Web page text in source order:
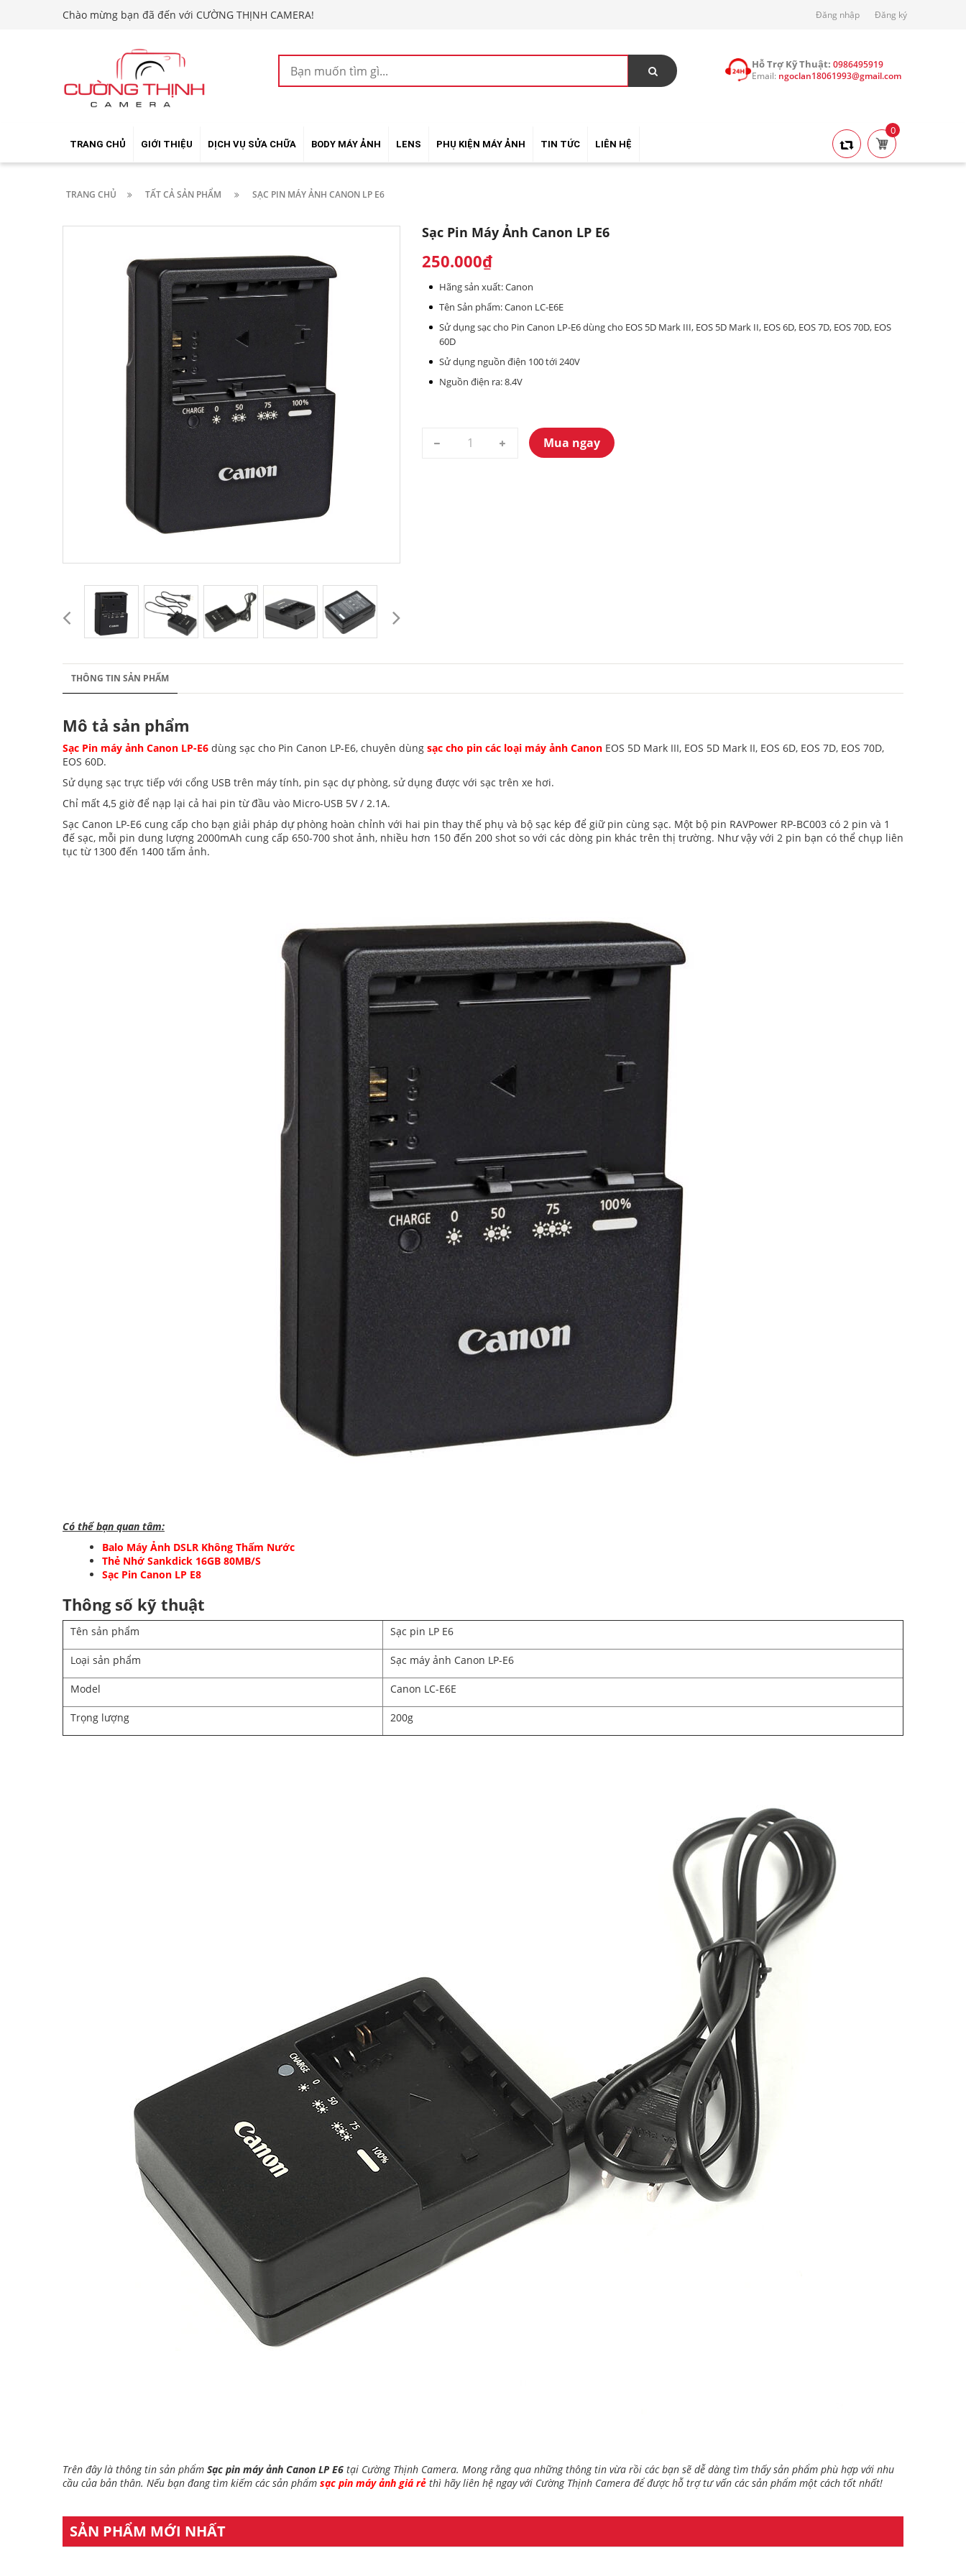
Chào mừng bạn đã đến với CƯỜNG THỊNH CAMERA! Đăng nhập Đăng ký
Hỗ Trợ Kỹ Thuật:0986495919
Email: ngoclan18061993@gmail.com
TRANG CHỦ GIỚI THIỆU DỊCH VỤ SỬA CHỮA BODY MÁY ẢNH LENS PHỤ KIỆN MÁY ẢNH TIN TỨC LIÊN HỆ
0
TRANG CHỦ TẤT CẢ SẢN PHẨM SẠC PIN MÁY ẢNH CANON LP E6
Sạc Pin Máy Ảnh Canon LP E6
250.000₫
Hãng sản xuất: Canon
Tên Sản phẩm: Canon LC-E6E
Sử dụng sạc cho Pin Canon LP-E6 dùng cho EOS 5D Mark III, EOS 5D Mark II, EOS 6D, EOS 7D, EOS 70D, EOS
60D
Sử dụng nguồn điện 100 tới 240V
Nguồn điện ra: 8.4V
Mua ngay
THÔNG TIN SẢN PHẨM
Mô tả sản phẩm
Sạc Pin máy ảnh Canon LP-E6 dùng sạc cho Pin Canon LP-E6, chuyên dùng sạc cho pin các loại máy ảnh Canon EOS 5D Mark III, EOS 5D Mark II, EOS 6D, EOS 7D, EOS 70D,
EOS 60D.
Sử dụng sạc trực tiếp với cổng USB trên máy tính, pin sạc dự phòng, sử dụng được với sạc trên xe hơi.
Chỉ mất 4,5 giờ để nạp lại cả hai pin từ đầu vào Micro-USB 5V / 2.1A.
Sạc Canon LP-E6 cung cấp cho bạn giải pháp dự phòng hoàn chỉnh với hai pin thay thế phụ và bộ sạc kép để giữ pin cùng sạc. Một bộ pin RAVPower RP-BC003 có 2 pin và 1
đế sạc, mỗi pin dung lượng 2000mAh cung cấp 650-700 shot ảnh, nhiều hơn 150 đến 200 shot so với các dòng pin khác trên thị trường. Như vậy với 2 pin bạn có thể chụp liên
tục từ 1300 đến 1400 tấm ảnh.
Có thể bạn quan tâm:
Balo Máy Ảnh DSLR Không Thấm Nước
Thẻ Nhớ Sankdick 16GB 80MB/S
Sạc Pin Canon LP E8
Thông số kỹ thuật
Tên sản phẩm Sạc pin LP E6
Loại sản phẩm Sạc máy ảnh Canon LP-E6
Model Canon LC-E6E
Trọng lượng 200g
Trên đây là thông tin sản phẩm Sạc pin máy ảnh Canon LP E6 tại Cường Thịnh Camera. Mong rằng qua những thông tin vừa rồi các bạn sẽ dễ dàng tìm thấy sản phẩm phù hợp với nhu
cầu của bản thân. Nếu bạn đang tìm kiếm các sản phẩm sạc pin máy ảnh giá rẻ thì hãy liên hệ ngay với Cường Thịnh Camera để được hỗ trợ tư vấn các sản phẩm một cách tốt nhất!
SẢN PHẨM MỚI NHẤT